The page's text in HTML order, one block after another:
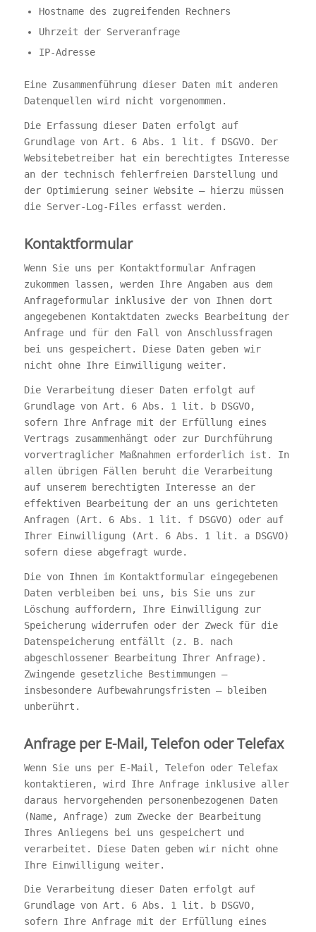
Hostname des zugreifenden Rechners
Uhrzeit der Serveranfrage
IP-Adresse
Eine Zusammenführung dieser Daten mit anderen
Datenquellen wird nicht vorgenommen.
Die Erfassung dieser Daten erfolgt auf
Grundlage von Art. 6 Abs. 1 lit. f DSGVO. Der
Websitebetreiber hat ein berechtigtes Interesse
an der technisch fehlerfreien Darstellung und
der Optimierung seiner Website – hierzu müssen
die Server-Log-Files erfasst werden.
Kontaktformular
Wenn Sie uns per Kontaktformular Anfragen
zukommen lassen, werden Ihre Angaben aus dem
Anfrageformular inklusive der von Ihnen dort
angegebenen Kontaktdaten zwecks Bearbeitung der
Anfrage und für den Fall von Anschlussfragen
bei uns gespeichert. Diese Daten geben wir
nicht ohne Ihre Einwilligung weiter.
Die Verarbeitung dieser Daten erfolgt auf
Grundlage von Art. 6 Abs. 1 lit. b DSGVO,
sofern Ihre Anfrage mit der Erfüllung eines
Vertrags zusammenhängt oder zur Durchführung
vorvertraglicher Maßnahmen erforderlich ist. In
allen übrigen Fällen beruht die Verarbeitung
auf unserem berechtigten Interesse an der
effektiven Bearbeitung der an uns gerichteten
Anfragen (Art. 6 Abs. 1 lit. f DSGVO) oder auf
Ihrer Einwilligung (Art. 6 Abs. 1 lit. a DSGVO)
sofern diese abgefragt wurde.
Die von Ihnen im Kontaktformular eingegebenen
Daten verbleiben bei uns, bis Sie uns zur
Löschung auffordern, Ihre Einwilligung zur
Speicherung widerrufen oder der Zweck für die
Datenspeicherung entfällt (z. B. nach
abgeschlossener Bearbeitung Ihrer Anfrage).
Zwingende gesetzliche Bestimmungen –
insbesondere Aufbewahrungsfristen – bleiben
unberührt.
Anfrage per E-Mail, Telefon oder Telefax
Wenn Sie uns per E-Mail, Telefon oder Telefax
kontaktieren, wird Ihre Anfrage inklusive aller
daraus hervorgehenden personenbezogenen Daten
(Name, Anfrage) zum Zwecke der Bearbeitung
Ihres Anliegens bei uns gespeichert und
verarbeitet. Diese Daten geben wir nicht ohne
Ihre Einwilligung weiter.
Die Verarbeitung dieser Daten erfolgt auf
Grundlage von Art. 6 Abs. 1 lit. b DSGVO,
sofern Ihre Anfrage mit der Erfüllung eines